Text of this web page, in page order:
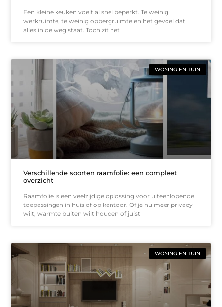
Een kleine keuken voelt al snel beperkt. Te weinig
werkruimte, te weinig opbergruimte en het gevoel dat
alles in de weg staat. Toch zit het
WONING EN TUIN
Verschillende soorten raamfolie: een compleet
overzicht
Raamfolie is een veelzijdige oplossing voor uiteenlopende
toepassingen in huis of op kantoor. Of je nu meer privacy
wilt, warmte buiten wilt houden of juist
WONING EN TUIN